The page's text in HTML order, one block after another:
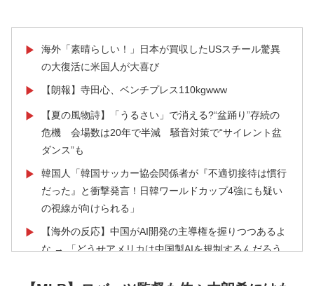
▶
海外「素晴らしい！」日本が買収したUSスチール驚異
の大復活に米国人が大喜び
▶ 【朗報】寺田心、ベンチプレス110kgwww
▶
【夏の風物詩】「うるさい」で消える?“盆踊り”存続の
危機 会場数は20年で半減 騒音対策で“サイレント盆
ダンス”も
▶
韓国人「韓国サッカー協会関係者が『不適切接待は慣行
だった』と衝撃発言！日韓ワールドカップ4強にも疑い
の視線が向けられる」
▶
【海外の反応】中国がAI開発の主導権を握りつつあるよ
な → 「どうせアメリカは中国製AIを規制するんだろう